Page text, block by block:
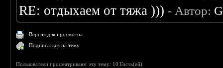
RE: отдыхаем от тяжа ))) - Автор:
Версия для просмотра
Подписаться на тему
Пользователи просматривают эту тему: 10 Гость(ей)